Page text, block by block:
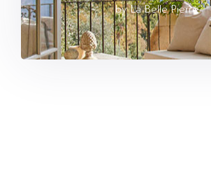
by La Belle Pierre